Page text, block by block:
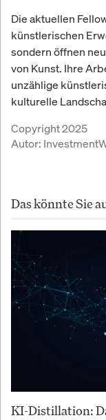
Die aktuellen
künstlerischen
sondern öffnen
von Kunst. Ihre
unzählige
kulturelle
Copyright 2025
Autor:
Das könnte Sie
KI-Distillation: